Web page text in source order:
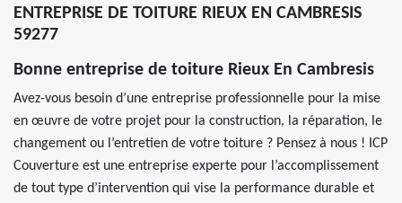
ENTREPRISE DE TOITURE RIEUX EN CAMBRESIS
59277
Bonne entreprise de toiture Rieux En Cambresis
Avez-vous besoin d’une entreprise professionnelle pour la mise
en œuvre de votre projet pour la construction, la réparation, le
changement ou l’entretien de votre toiture ? Pensez à nous ! ICP
Couverture est une entreprise experte pour l’accomplissement
de tout type d’intervention qui vise la performance durable et